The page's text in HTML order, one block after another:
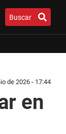
Buscar
de 2026 - 17:44
en